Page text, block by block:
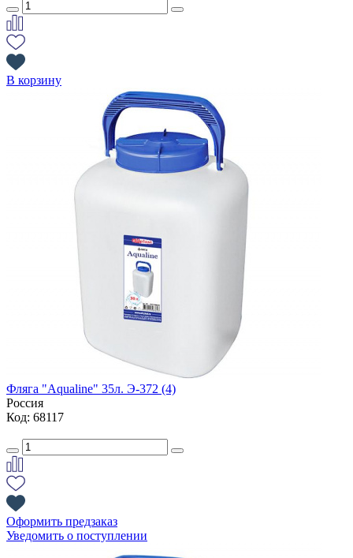
В корзину
Фляга "Aqualine" 35л. Э-372 (4)
Россия
Код: 68117
Оформить предзаказ
Уведомить о поступлении